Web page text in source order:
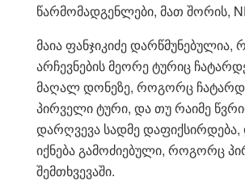
წარმომადგენლები, მათ შორის,
მაია ფანჯიკიძე დარწმუნებულია,
არჩევნების მეორე ტურიც
მაღალ დონეზე, როგორც
პირველი ტური, და თუ რაიმე
დარღვევა სადმე
იქნება გამოძიებული, როგორც
შემთხვევაში.